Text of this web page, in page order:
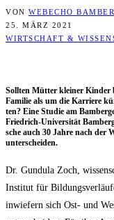
VON WEBECHO
25. MÄRZ 2021
WIRTSCHAFT &
Soll­ten Müt­ter klei­ner Kin­der
Fami­lie als um die Kar­rie­re
ten? Eine Stu­die am
Fried­rich-Uni­ver­si­tät
sche auch 30 Jah­re nach der
unterscheiden.
Dr. Gun­du­la Zoch,
Insti­tut für
inwie­fern sich Ost- und